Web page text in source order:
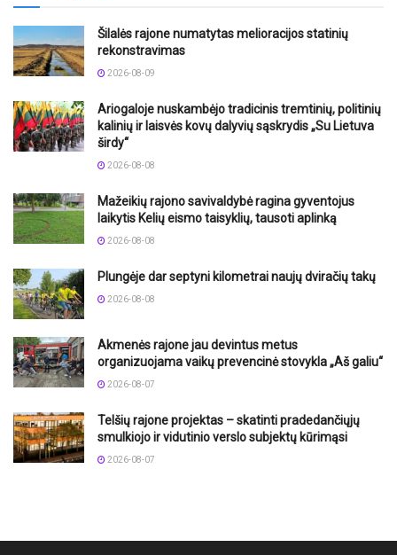
Šilalės rajone numatytas melioracijos statinių
rekonstravimas
2026-08-09
Ariogaloje nuskambėjo tradicinis tremtinių, politinių
kalinių ir laisvės kovų dalyvių sąskrydis „Su Lietuva
širdy“
2026-08-08
Mažeikių rajono savivaldybė ragina gyventojus
laikytis Kelių eismo taisyklių, tausoti aplinką
2026-08-08
Plungėje dar septyni kilometrai naujų dviračių takų
2026-08-08
Akmenės rajone jau devintus metus
organizuojama vaikų prevencinė stovykla „Aš galiu“
2026-08-07
Telšių rajone projektas – skatinti pradedančiųjų
smulkiojo ir vidutinio verslo subjektų kūrimąsi
2026-08-07